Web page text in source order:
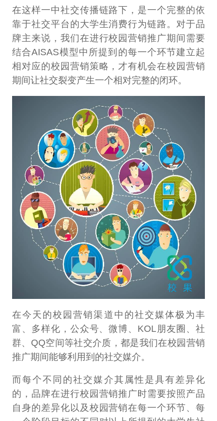
在这样一中社交传播链路下，是一个完整的依
靠于社交平台的大学生消费行为链路。对于品
牌主来说，我们在进行校园营销推广期间需要
结合AISAS模型中所提到的每一个环节建立起
相对应的校园营销策略，才有机会在校园营销
期间让社交裂变产生一个相对完整的闭环。
在今天的校园营销渠道中的社交媒体极为丰
富、多样化，公众号、微博、KOL朋友圈、社
群、QQ空间等社交介质，都是我们在校园营销
推广期间能够利用到的社交媒介。
而每个不同的社交媒介其属性是具有差异化
的，品牌在进行校园营销推广时需要按照产品
自身的差异化以及校园营销在每一个环节、每